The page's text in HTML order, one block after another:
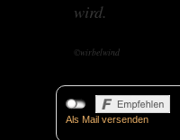
wird.
©wirbelwind
Als Mail versenden